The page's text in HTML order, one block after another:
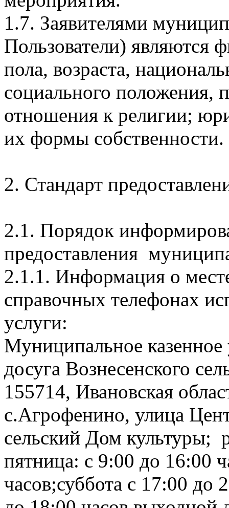
1.7. Заявителями
Пользователи) являются
пола, возраста,
социального положения,
отношения к религии;
их формы собственности.
2. Стандарт
2.1. Порядок
предоставления
2.1.1. Информация о
справочных телефонах
услуги:
Муниципальное
досуга Вознесенского
155714, Ивановская
с.Агрофенино, улица
сельский Дом культуры;
пятница: с 9:00 до 16:00
часов;суббота с 17:00 до